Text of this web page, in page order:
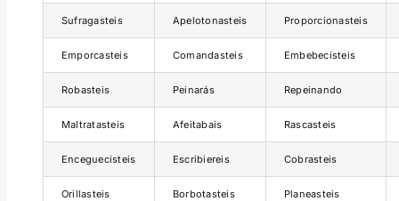
Sufragasteis Apelotonasteis Proporcionasteis
Emporcasteis Comandasteis Embebecisteis
Robasteis Peinarás Repeinando
Maltratasteis Afeitabais Rascasteis
Enceguecisteis Escribiereis Cobrasteis
Orillasteis Borbotasteis Planeasteis